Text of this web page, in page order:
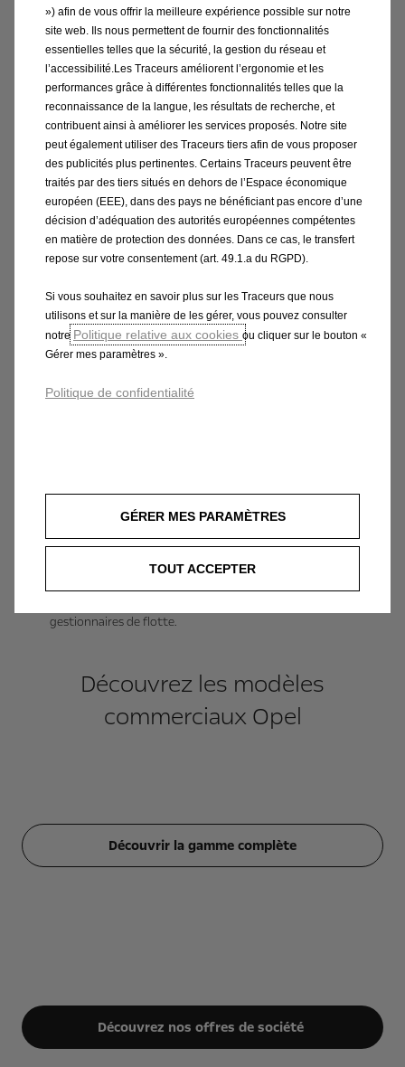
professionnels
Une gamme jeune et innovante pour votre parc
automobile
Découvrez une large gamme de véhicules au design
valorisant et largement équipée pour
voscollaborateurs avec des équipements à la pointe
de la connectivité et de la sécurité.
Des interlocuteurs et conseils dédiés aux PME et
Grands comptes
Nos experts de la vente et de la fiscalité automobile à
que soit la taille de votre parc automobile avec des
interlocuteurs spécialisés PME mais aussi Grands
comptes.
Leasys : des solutions flexibles de financement en
En choisissant la Location Longue Durée, optez pour
interlocuteurs Leasys.
Une gestion simplifiée
Améliorez la sécurité, l'éfficacité et la conformité de
temps réel sur chacun de vos véhicules grâce aux
gestionnaires de flotte.
Découvrez les modèles
commerciaux Opel
Découvrir la gamme complète
Découvrez nos offres de société
») afin de vous offrir la meilleure expérience possible sur notre
site web. Ils nous permettent de fournir des fonctionnalités
essentielles telles que la sécurité, la gestion du réseau et
l’accessibilité.Les Traceurs améliorent l’ergonomie et les
performances grâce à différentes fonctionnalités telles que la
reconnaissance de la langue, les résultats de recherche, et
contribuent ainsi à améliorer les services proposés. Notre site
peut également utiliser des Traceurs tiers afin de vous proposer
des publicités plus pertinentes. Certains Traceurs peuvent être
traités par des tiers situés en dehors de l’Espace économique
européen (EEE), dans des pays ne bénéficiant pas encore d’une
décision d’adéquation des autorités européennes compétentes
en matière de protection des données. Dans ce cas, le transfert
repose sur votre consentement (art. 49.1.a du RGPD).
Si vous souhaitez en savoir plus sur les Traceurs que nous
utilisons et sur la manière de les gérer, vous pouvez consulter
notre Politique relative aux cookies ou cliquer sur le bouton «
Gérer mes paramètres ».
Politique de confidentialité
GÉRER MES PARAMÈTRES
TOUT ACCEPTER